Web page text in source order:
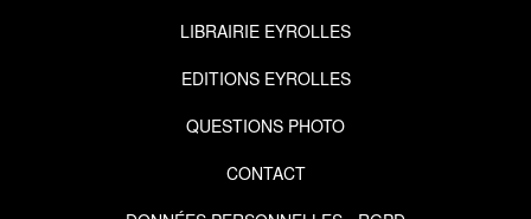
LIBRAIRIE EYROLLES
EDITIONS EYROLLES
QUESTIONS PHOTO
CONTACT